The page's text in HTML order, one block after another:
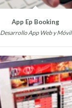
App Ep Booking
Desarrollo App Web y Móvil